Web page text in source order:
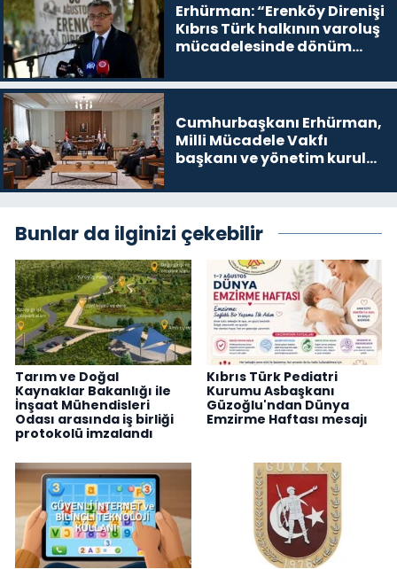
Erhürman: “Erenköy Direnişi
Kıbrıs Türk halkının varoluş
mücadelesinde dönüm
Cumhurbaşkanı Erhürman,
Milli Mücadele Vakfı
başkanı ve yönetim kurulu
Bunlar da ilginizi çekebilir
Tarım ve Doğal
Kaynaklar Bakanlığı ile
İnşaat Mühendisleri
Odası arasında iş birliği
protokolü imzalandı
Kıbrıs Türk Pediatri
Kurumu Asbaşkanı
Güzoğlu'ndan Dünya
Emzirme Haftası mesajı